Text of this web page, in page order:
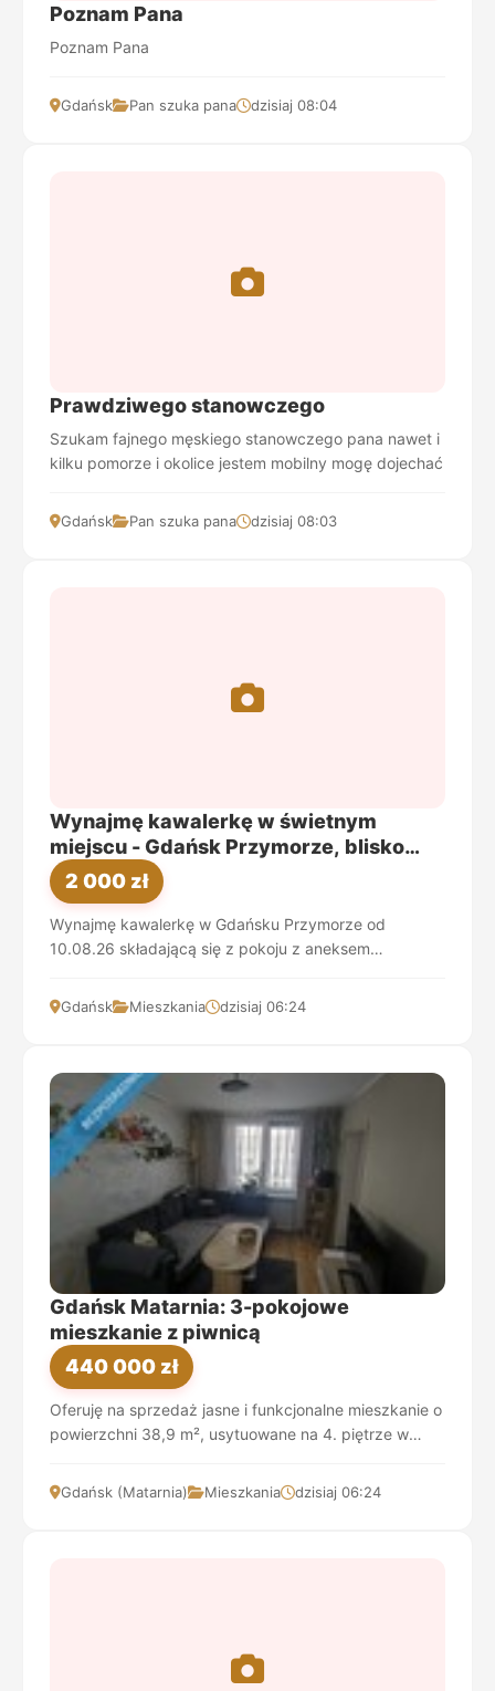
Poznam Pana
Poznam Pana
Gdańsk Pan szuka pana dzisiaj 08:04
Prawdziwego stanowczego
Szukam fajnego męskiego stanowczego pana nawet i
kilku pomorze i okolice jestem mobilny mogę dojechać
Gdańsk Pan szuka pana dzisiaj 08:03
Wynajmę kawalerkę w świetnym
miejscu - Gdańsk Przymorze, blisko
SKM!
2 000 zł
Wynajmę kawalerkę w Gdańsku Przymorze od
10.08.26 składającą się z pokoju z aneksem
Jest położo...
Gdańsk Mieszkania dzisiaj 06:24
Gdańsk Matarnia: 3-pokojowe
mieszkanie z piwnicą
440 000 zł
Oferuję na sprzedaż jasne i funkcjonalne mieszkanie o
powierzchni 38,9 m², usytuowane na 4. piętrze w
Gdańsk (Matarnia) Mieszkania dzisiaj 06:24